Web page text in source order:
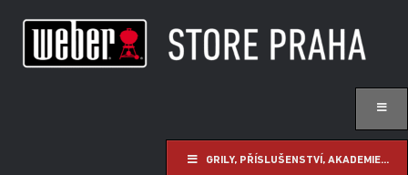
GRILY, PŘÍSLUŠENSTVÍ, AKADEMIE...